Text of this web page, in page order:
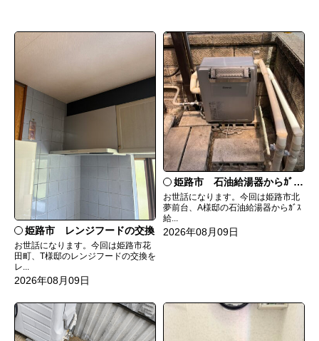
姫路市 レンジフードの交換
お世話になります。今回は姫路市花
田町、T様邸のレンジフードの交換を
レ...
2026年08月09日
姫路市 石油給湯器からｶﾞｽ給湯器へ取替
お世話になります。今回は姫路市北
夢前台、A様邸の石油給湯器からｶﾞｽ
給...
2026年08月09日